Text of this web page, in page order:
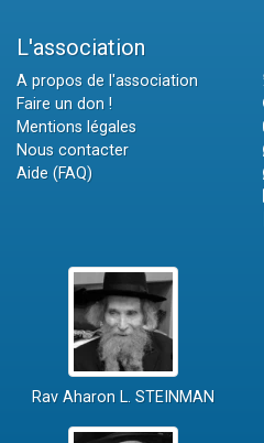
L'association
A propos de l'association
Faire un don !
Mentions légales
Nous contacter
Aide (FAQ)
Rav Aharon L. STEINMAN